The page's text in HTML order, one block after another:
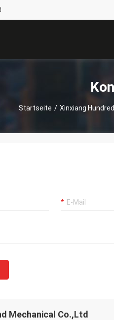
Startseite / Xinxiang
Mechanical Co.,Ltd